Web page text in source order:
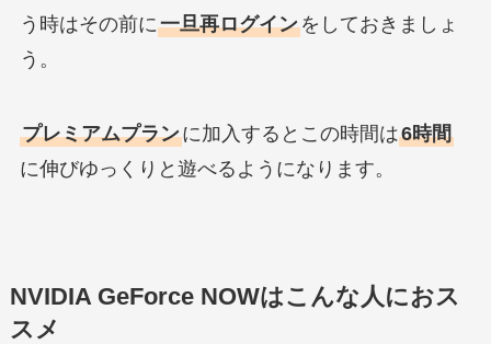
う時はその前に一旦再ログインをしておきましょ
う。
プレミアムプランに加入するとこの時間は6時間
に伸びゆっくりと遊べるようになります。
NVIDIA GeForce NOWはこんな人におス
スメ